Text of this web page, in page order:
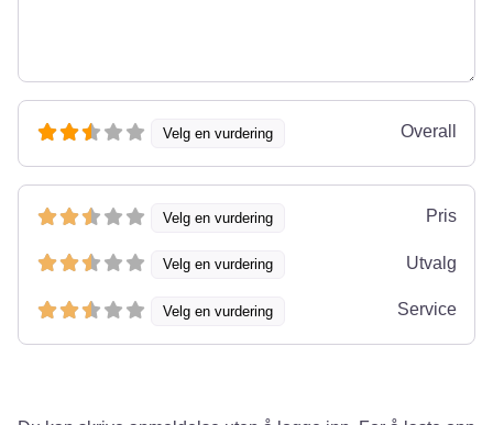
Velg en vurdering Overall
Velg en vurdering Pris
Velg en vurdering Utvalg
Velg en vurdering Service